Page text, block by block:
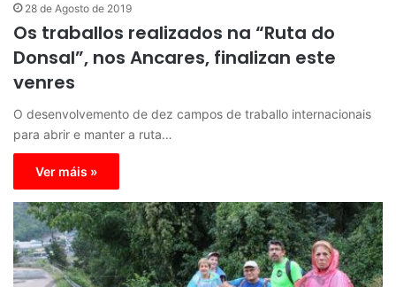
28 de Agosto de 2019
Os traballos realizados na “Ruta do
Donsal”, nos Ancares, finalizan este
venres
O desenvolvemento de dez campos de traballo internacionais
para abrir e manter a ruta…
Ver máis »